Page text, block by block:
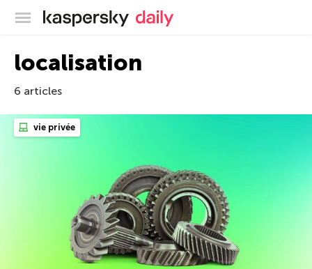
Blog officiel de Kaspersky
localisation
6 articles
vie privée